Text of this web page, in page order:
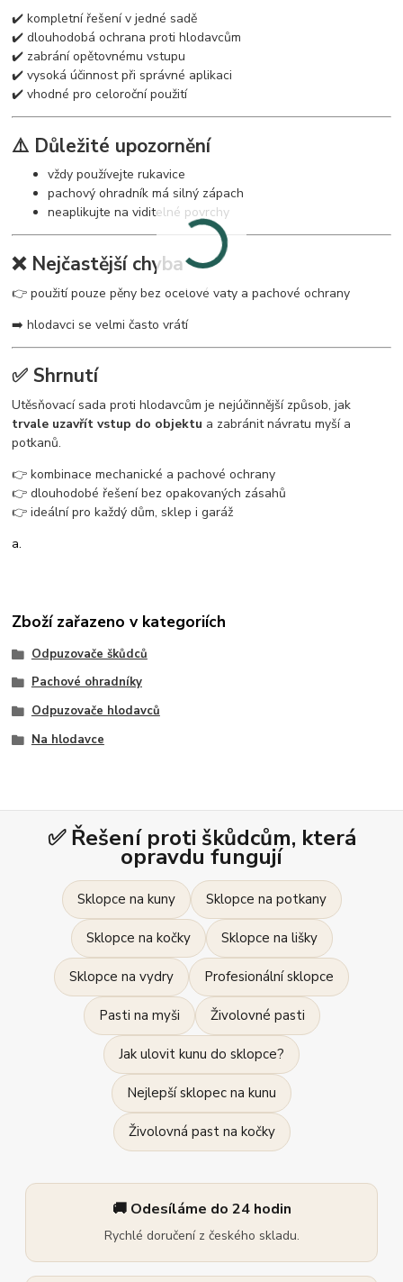
✔️ kompletní řešení v jedné sadě
✔️ dlouhodobá ochrana proti hlodavcům
✔️ zabrání opětovnému vstupu
✔️ vysoká účinnost při správné aplikaci
✔️ vhodné pro celoroční použití
⚠️ Důležité upozornění
vždy používejte rukavice
pachový ohradník má silný zápach
neaplikujte na viditelné povrchy
❌ Nejčastější chyba
👉 použití pouze pěny bez ocelové vaty a pachové ochrany
➡️ hlodavci se velmi často vrátí
✅ Shrnutí
Utěsňovací sada proti hlodavcům je nejúčinnější způsob, jak
trvale uzavřít vstup do objektu a zabránit návratu myší a
potkanů.
👉 kombinace mechanické a pachové ochrany
👉 dlouhodobé řešení bez opakovaných zásahů
👉 ideální pro každý dům, sklep i garáž
a.
Zboží zařazeno v kategoriích
Odpuzovače škůdců
Pachové ohradníky
Odpuzovače hlodavců
Na hlodavce
✅ Řešení proti škůdcům, která
opravdu fungují
Sklopce na kuny Sklopce na potkany
Sklopce na kočky Sklopce na lišky
Sklopce na vydry Profesionální sklopce
Pasti na myši Živolovné pasti
Jak ulovit kunu do sklopce?
Nejlepší sklopec na kunu
Živolovná past na kočky
🚚 Odesíláme do 24 hodin
Rychlé doručení z českého skladu.